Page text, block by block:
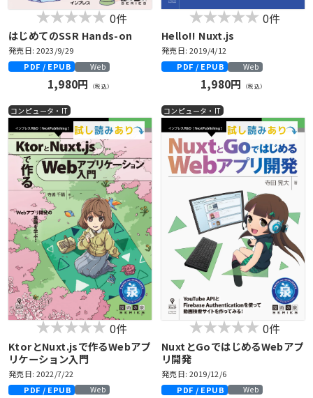
0件
はじめてのSSR Hands-on
発売日: 2023/9/29
PDF / EPUB
Web
1,980円 （税込）
0件
Hello!! Nuxt.js
発売日: 2019/4/12
PDF / EPUB
Web
1,980円 （税込）
コンピュータ・IT
0件
KtorとNuxt.jsで作るWebアプ
リケーション入門
発売日: 2022/7/22
PDF / EPUB
Web
コンピュータ・IT
0件
NuxtとGoではじめるWebアプ
リ開発
発売日: 2019/12/6
PDF / EPUB
Web